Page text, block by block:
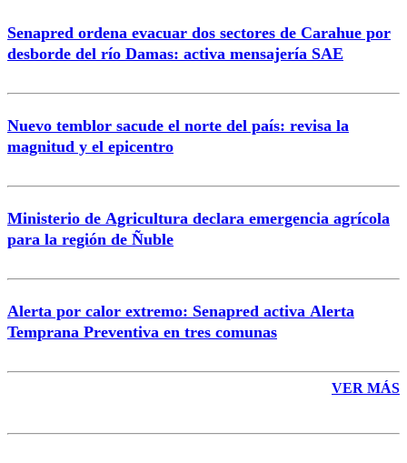
Correo
Senapred ordena evacuar dos sectores de Carahue por
desborde del río Damas: activa mensajería SAE
Nuevo temblor sacude el norte del país: revisa la
magnitud y el epicentro
Ministerio de Agricultura declara emergencia agrícola
para la región de Ñuble
Alerta por calor extremo: Senapred activa Alerta
Temprana Preventiva en tres comunas
VER MÁS